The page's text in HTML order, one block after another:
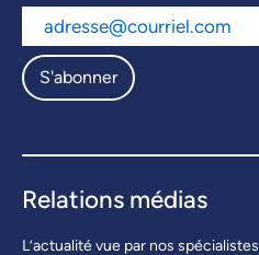
S'abonner
Relations médias
L’actualité vue par nos spécialistes